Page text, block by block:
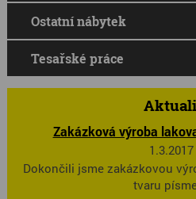
Ostatní nábytek
Tesařské práce
Zakázková výroba
1.3.2017
Dokončili jsme zakázkovou
tvaru